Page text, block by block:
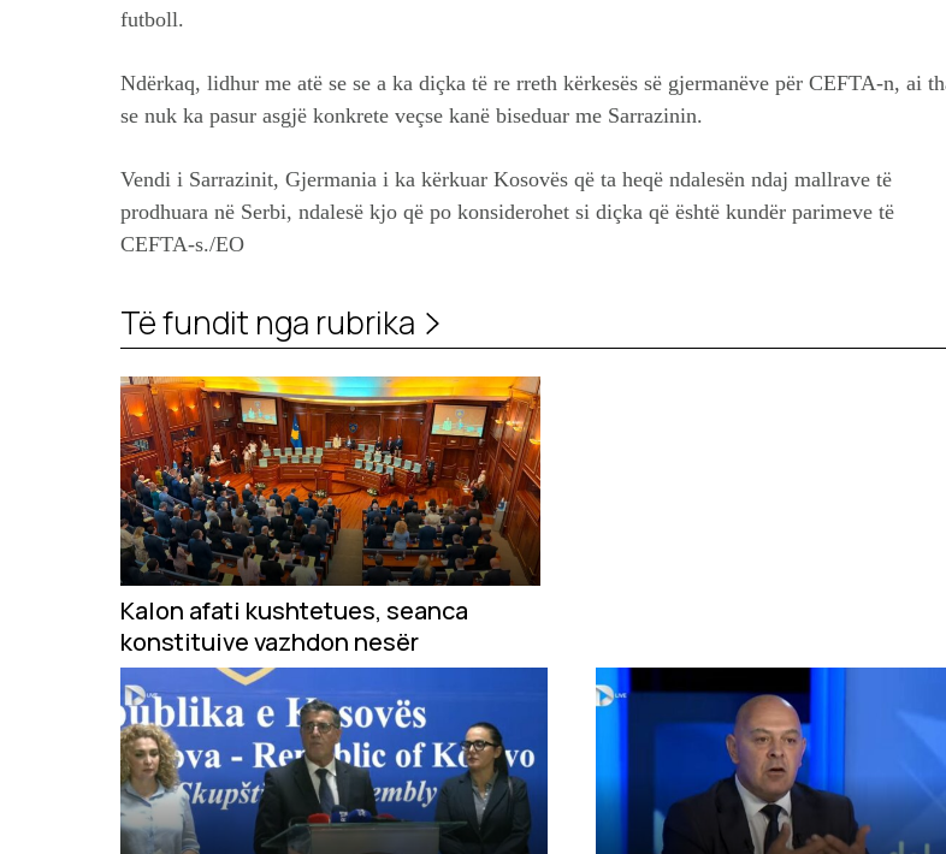
futboll.
Ndërkaq, lidhur me atë se se a ka diçka të re rreth kërkesës së gjermanëve për CEFTA-n, ai
se nuk ka pasur asgjë konkrete veçse kanë biseduar me Sarrazinin.
Vendi i Sarrazinit, Gjermania i ka kërkuar Kosovës që ta heqë ndalesën ndaj mallrave të
prodhuara në Serbi, ndalesë kjo që po konsiderohet si diçka që është kundër parimeve të
CEFTA-s./EO
Të fundit nga rubrika
Kalon afati kushtetues, seanca
konstituive vazhdon nesër